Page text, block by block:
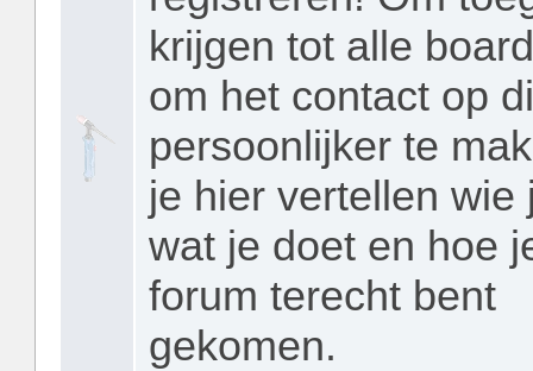
krijgen tot alle
om het contact op
persoonlijker te
je hier vertellen wie
wat je doet en hoe
forum terecht bent
gekomen.